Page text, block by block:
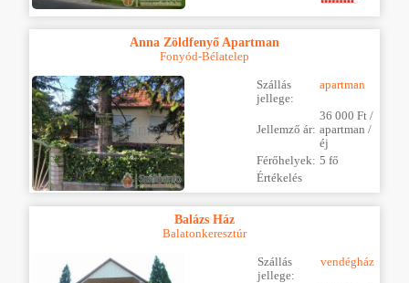
Anna Zöldfenyő Apartman
Fonyód-Bélatelep
Szállás
jellege:
apartman
Jellemző ár:
36 000 Ft /
apartman /
éj
Férőhelyek: 5 fő
Értékelés
Balázs Ház
Balatonkeresztúr
Szállás
jellege:
vendégház